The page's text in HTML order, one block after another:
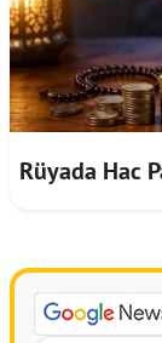
Rüyada Hac